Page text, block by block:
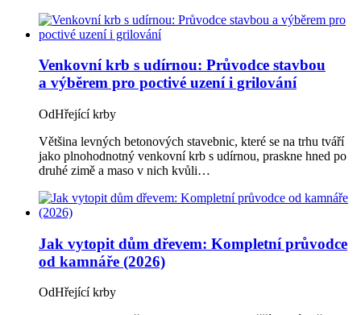
Venkovní krb s udírnou: Průvodce stavbou
a výběrem pro poctivé uzení i grilování
OdHřející krby
Většina levných betonových stavebnic, které se na trhu tváří
jako plnohodnotný venkovní krb s udírnou, praskne hned po
druhé zimě a maso v nich kvůli…
Jak vytopit dům dřevem: Kompletní průvodce
od kamnáře (2026)
OdHřející krby